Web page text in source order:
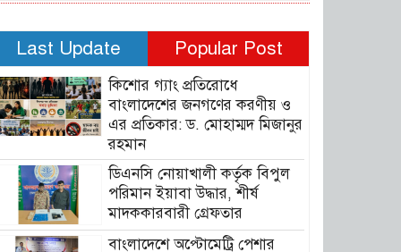
Last Update Popular Post
কিশোর গ্যাং প্রতিরোধে
বাংলাদেশের জনগণের করণীয় ও
এর প্রতিকার: ড. মোহাম্মদ মিজানুর
রহমান
ডিএনসি নোয়াখালী কর্তৃক বিপুল
পরিমান ইয়াবা উদ্ধার, শীর্ষ
মাদককারবারী গ্রেফতার
বাংলাদেশে অপ্টোমেট্রি পেশার